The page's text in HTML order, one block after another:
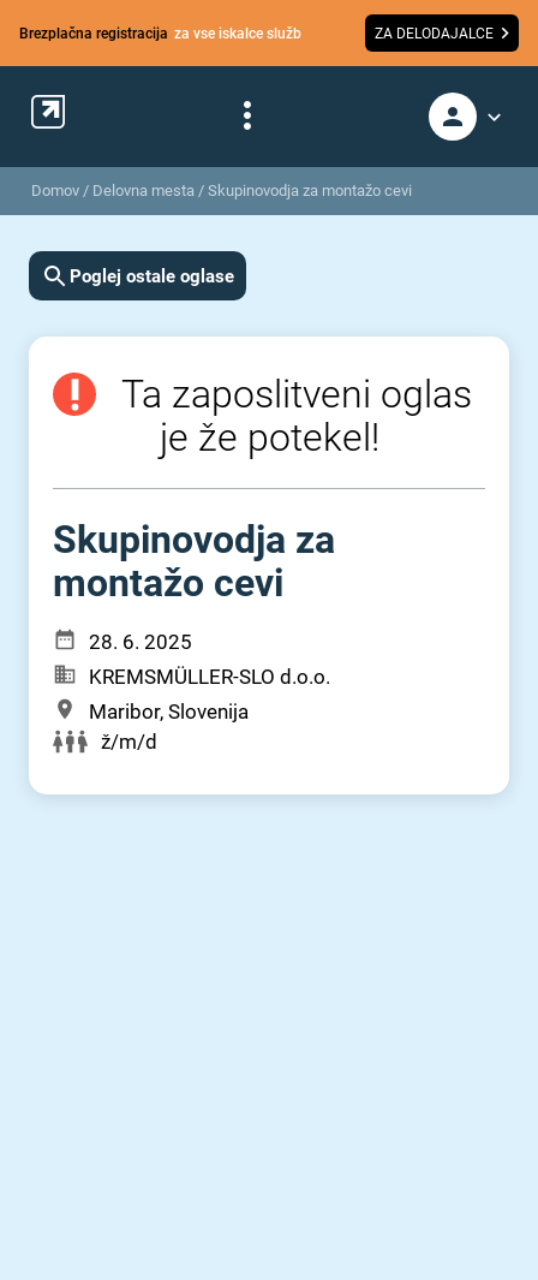
Brezplačna registracija za vse iskalce služb ZA DELODAJALCE
Domov / Delovna mesta / Skupinovodja za montažo cevi
Poglej ostale oglase
Ta zaposlitveni oglas
je že potekel!
Skupinovodja za
montažo cevi
28. 6. 2025
KREMSMÜLLER-SLO d.o.o.
Maribor, Slovenija
ž/m/d